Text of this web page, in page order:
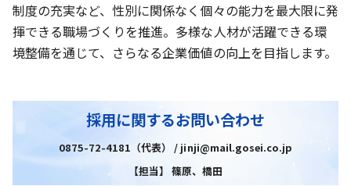
制度の充実など、性別に関係なく個々の能力を最大限に発
揮できる職場づくりを推進。多様な人材が活躍できる環
境整備を通じて、さらなる企業価値の向上を目指します。
採用に関するお問い合わせ
0875-72-4181（代表） / jinji@mail.gosei.co.jp
【担当】 篠原、橋田